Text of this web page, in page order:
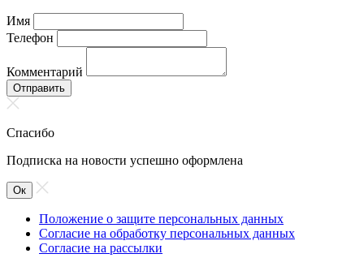
Имя
Телефон
Комментарий
Отправить
Спасибо
Подписка на новости успешно оформлена
Ок
Положение о защите персональных данных
Согласие на обработку персональных данных
Согласие на рассылки